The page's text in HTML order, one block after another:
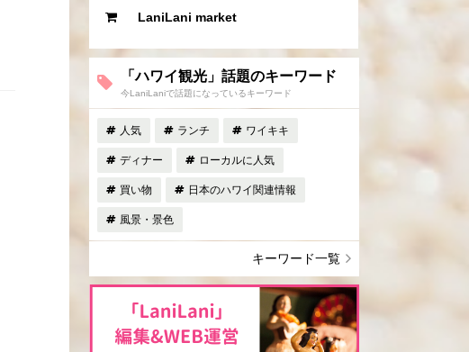
LaniLani market
「ハワイ観光」話題のキーワード
今LaniLaniで話題になっているキーワード
人気 ランチ ワイキキ
ディナー ローカルに人気
買い物 日本のハワイ関連情報
風景・景色
キーワード一覧